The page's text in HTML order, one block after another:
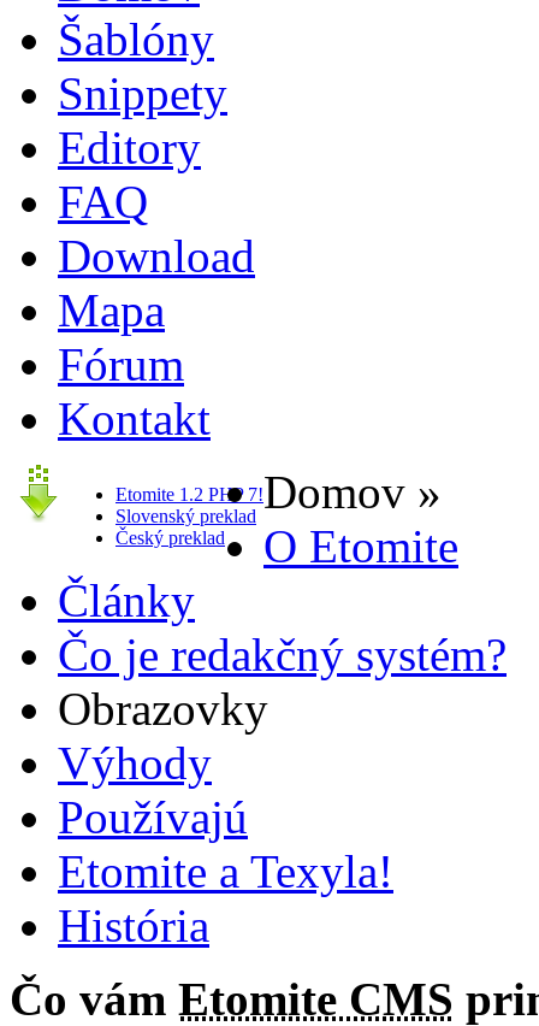
Šablóny
Snippety
Editory
FAQ
Download
Mapa
Fórum
Kontakt
Etomite 1.2 PHP 7!
Slovenský preklad
Český preklad
Domov »
O Etomite
Články
Čo je redakčný systém?
Obrazovky
Výhody
Používajú
Etomite a Texyla!
História
Čo vám Etomite CMS